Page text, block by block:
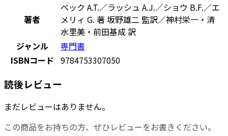
著者
ベック A.T.／ラッシュ A.J.／ショウ B.F.／エ
メリィ G. 著 坂野雄二 監訳／神村栄一・清
水里美・前田基成 訳
ジャンル
専門書
ISBNコード 9784753307050
読後レビュー
まだレビューはありません。
この商品をお持ちの方、ぜひレビューをお書きください。